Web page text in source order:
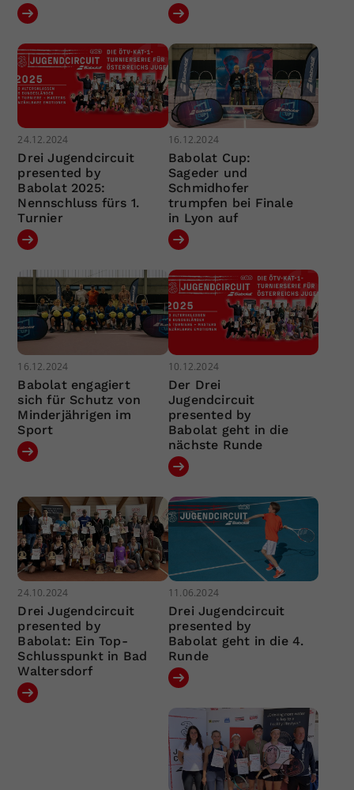
24.12.2024
Drei Jugendcircuit
presented by
Babolat 2025:
Nennschluss fürs 1.
Turnier
16.12.2024
Babolat Cup:
Sageder und
Schmidhofer
trumpfen bei Finale
in Lyon auf
16.12.2024
Babolat engagiert
sich für Schutz von
Minderjährigen im
Sport
10.12.2024
Der Drei
Jugendcircuit
presented by
Babolat geht in die
nächste Runde
24.10.2024
Drei Jugendcircuit
presented by
Babolat: Ein Top-
Schlusspunkt in Bad
Waltersdorf
11.06.2024
Drei Jugendcircuit
presented by
Babolat geht in die 4.
Runde